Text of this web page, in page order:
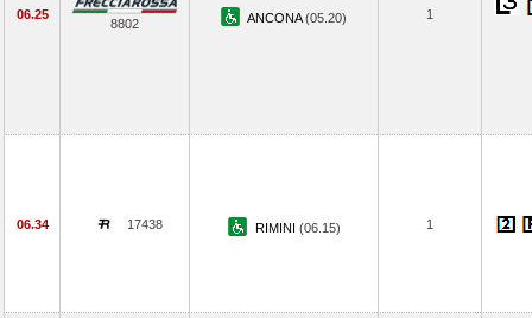
06.25
8802 ANCONA(05.20) 1
06.34 17438 RIMINI (06.15) 1